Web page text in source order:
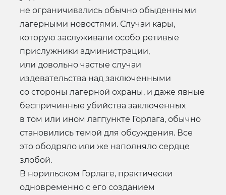
не ограничивались обычно обыденными
лагерными новостями. Случаи кары,
которую заслуживали особо ретивые
прислужники администрации,
или довольно частые случаи
издевательства над заключенными
со стороны лагерной охраны, и даже явные
беспричинные убийства заключенных
в том или ином лагпункте Горлага, обычно
становились темой для обсуждения. Все
это ободряло или же наполняло сердце
злобой.
В норильском Горлаге, практически
одновременно с его созданием